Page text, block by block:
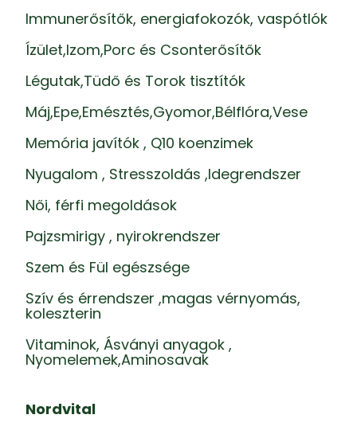
Immunerősítők, energiafokozók, vaspótlók
Ízület,Izom,Porc és Csonterősítők
Légutak,Tüdő és Torok tisztítók
Máj,Epe,Emésztés,Gyomor,Bélflóra,Vese
Memória javítók , Q10 koenzimek
Nyugalom , Stresszoldás ,Idegrendszer
Női, férfi megoldások
Pajzsmirigy , nyirokrendszer
Szem és Fül egészsége
Szív és érrendszer ,magas vérnyomás,
koleszterin
Vitaminok, Ásványi anyagok ,
Nyomelemek,Aminosavak
Nordvital